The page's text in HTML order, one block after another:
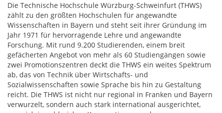
Die Technische Hochschule Würzburg-Schweinfurt (THWS)
zählt zu den größten Hochschulen für angewandte
Wissenschaften in Bayern und steht seit ihrer Gründung im
Jahr 1971 für hervorragende Lehre und angewandte
Forschung. Mit rund 9.200 Studierenden, einem breit
gefächerten Angebot von mehr als 60 Studiengängen sowie
zwei Promotionszentren deckt die THWS ein weites Spektrum
ab, das von Technik über Wirtschafts- und
Sozialwissenschaften sowie Sprache bis hin zu Gestaltung
reicht. Die THWS ist nicht nur regional in Franken und Bayern
verwurzelt, sondern auch stark international ausgerichtet,